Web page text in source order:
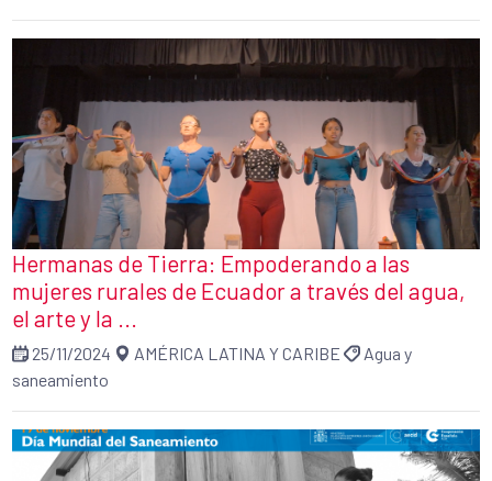
Hermanas de Tierra: Empoderando a las
mujeres rurales de Ecuador a través del agua,
el arte y la ...
25/11/2024 AMÉRICA LATINA Y CARIBE
Agua y
saneamiento